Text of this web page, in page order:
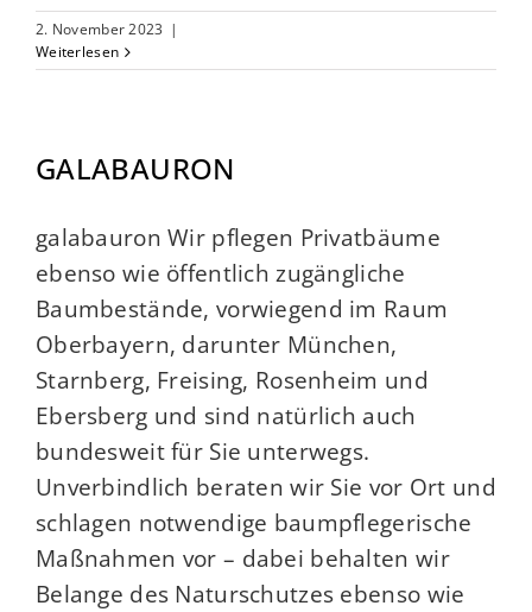
2. November 2023 |
Weiterlesen
GALABAURON
galabauron Wir pflegen Privatbäume
ebenso wie öffentlich zugängliche
Baumbestände, vorwiegend im Raum
Oberbayern, darunter München,
Starnberg, Freising, Rosenheim und
Ebersberg und sind natürlich auch
bundesweit für Sie unterwegs.
Unverbindlich beraten wir Sie vor Ort und
schlagen notwendige baumpflegerische
Maßnahmen vor – dabei behalten wir
Belange des Naturschutzes ebenso wie